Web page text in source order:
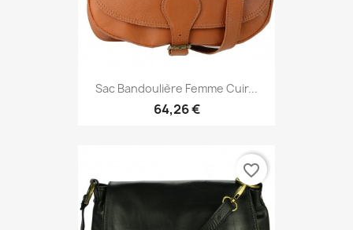
Sac Bandoulière Femme Cuir...
64,26 €
favorite_border